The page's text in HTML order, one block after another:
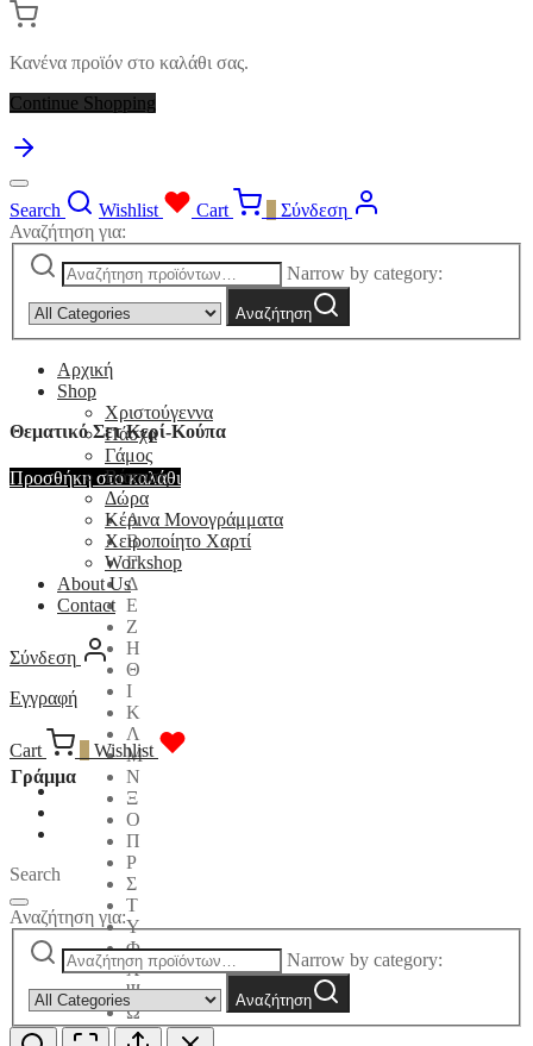
Θεματικό Σετ Κερί-Κούπα
Προσθήκη στο καλάθι
Γράμμα
Α
Β
Γ
Δ
Ε
Ζ
Η
Θ
Ι
Κ
Λ
Μ
Ν
Ξ
Ο
Π
Ρ
Σ
Τ
Υ
Φ
Χ
Ψ
Ω
Κανένα προϊόν στο καλάθι σας.
Continue Shopping
Search Wishlist Cart
Σύνδεση
Αναζήτηση για:
Narrow by category:
Αναζήτηση
Αρχική
Shop
Χριστούγεννα
Πάσχα
Γάμος
Βάπτιση
Δώρα
Κέρινα Μονογράμματα
Χειροποίητο Χαρτί
Workshop
About Us
Contact
Σύνδεση
Εγγραφή
Cart Wishlist
Search
Αναζήτηση για:
Narrow by category:
Αναζήτηση